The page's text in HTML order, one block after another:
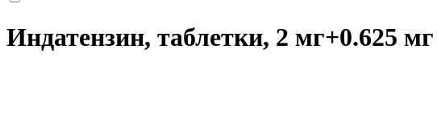
Индатензин, таблетки, 2 мг+0.625 мг